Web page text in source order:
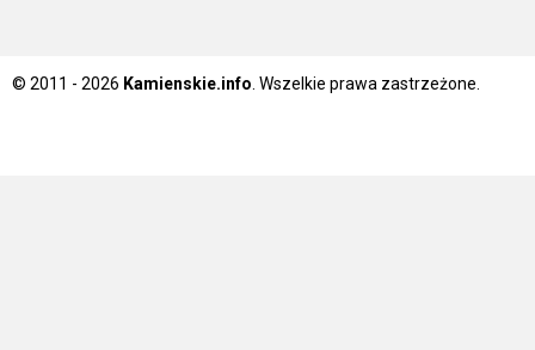
© 2011 - 2026 Kamienskie.info . Wszelkie prawa zastrzeżone.